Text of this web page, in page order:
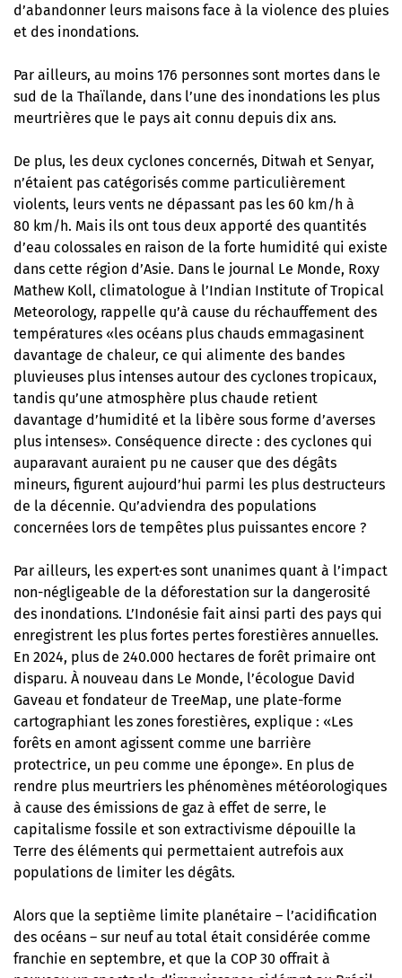
d’abandonner leurs maisons face à la violence des pluies
et des inondations.
Par ailleurs, au moins 176 personnes sont mortes dans le
sud de la Thaïlande, dans l’une des inondations les plus
meurtrières que le pays ait connu depuis dix ans.
De plus, les deux cyclones concernés, Ditwah et Senyar,
n’étaient pas catégorisés comme particulièrement
violents, leurs vents ne dépassant pas les 60 km/h à
80 km/h. Mais ils ont tous deux apporté des quantités
d’eau colossales en raison de la forte humidité qui existe
dans cette région d’Asie. Dans le journal Le Monde, Roxy
Mathew Koll, climatologue à l’Indian Institute of Tropical
Meteorology, rappelle qu’à cause du réchauffement des
températures «les océans plus chauds emmagasinent
davantage de chaleur, ce qui alimente des bandes
pluvieuses plus intenses autour des cyclones tropicaux,
tandis qu’une atmosphère plus chaude retient
davantage d’humidité et la libère sous forme d’averses
plus intenses». Conséquence directe : des cyclones qui
auparavant auraient pu ne causer que des dégâts
mineurs, figurent aujourd’hui parmi les plus destructeurs
de la décennie. Qu’adviendra des populations
concernées lors de tempêtes plus puissantes encore ?
Par ailleurs, les expert·es sont unanimes quant à l’impact
non-négligeable de la déforestation sur la dangerosité
des inondations. L’Indonésie fait ainsi parti des pays qui
enregistrent les plus fortes pertes forestières annuelles.
En 2024, plus de 240.000 hectares de forêt primaire ont
disparu. À nouveau dans Le Monde, l’écologue David
Gaveau et fondateur de TreeMap, une plate-forme
cartographiant les zones forestières, explique : «Les
forêts en amont agissent comme une barrière
protectrice, un peu comme une éponge». En plus de
rendre plus meurtriers les phénomènes météorologiques
à cause des émissions de gaz à effet de serre, le
capitalisme fossile et son extractivisme dépouille la
Terre des éléments qui permettaient autrefois aux
populations de limiter les dégâts.
Alors que la septième limite planétaire – l’acidification
des océans – sur neuf au total était considérée comme
franchie en septembre, et que la COP 30 offrait à